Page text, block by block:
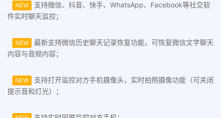
NEW
支持微信、抖音、快手、WhatsApp、Facebook等社交软
件实时聊天监控；
NEW
最新支持微信历史聊天记录恢复功能，可恢复微信文字聊天
内容与音频内容；
NEW
支持打开监控对方手机摄像头，实时拍照摄像功能（可关闭
提示音和灯光）；